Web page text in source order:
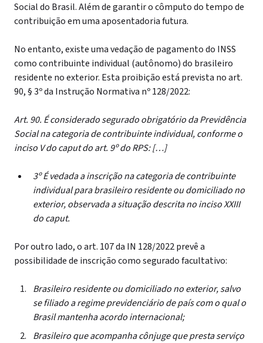
Social do Brasil. Além de garantir o cômputo do tempo de
contribuição em uma aposentadoria futura.
No entanto, existe uma vedação de pagamento do INSS
como contribuinte individual (autônomo) do brasileiro
residente no exterior. Esta proibição está prevista no art.
90, § 3º da Instrução Normativa nº 128/2022:
Art. 90. É considerado segurado obrigatório da Previdência
Social na categoria de contribuinte individual, conforme o
inciso V do caput do art. 9º do RPS: […]
3º É vedada a inscrição na categoria de contribuinte
individual para brasileiro residente ou domiciliado no
exterior, observada a situação descrita no inciso XXIII
do caput.
Por outro lado, o art. 107 da IN 128/2022 prevê a
possibilidade de inscrição como segurado facultativo:
Brasileiro residente ou domiciliado no exterior, salvo
se filiado a regime previdenciário de país com o qual o
Brasil mantenha acordo internacional;
Brasileiro que acompanha cônjuge que presta serviço